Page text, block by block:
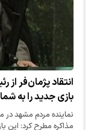
انتقاد پژمان‌فر از
بازی جدید را به
نماینده مردم مشهد در
مذاکره مطرح کرد: این